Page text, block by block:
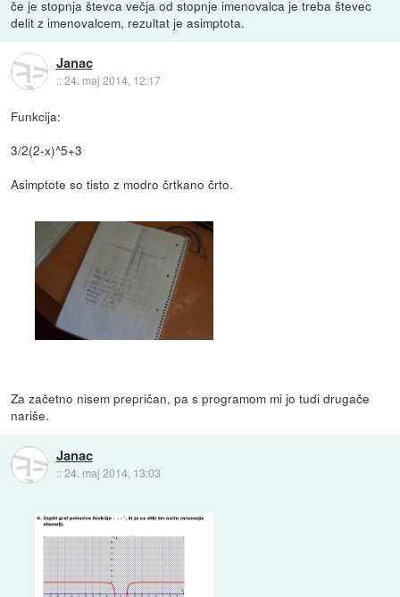
če je stopnja števca večja od stopnje imenovalca je treba števec
delit z imenovalcem, rezultat je asimptota.
Janac
::24. maj 2014, 12:17
Funkcija:
3/2(2-x)^5+3
Asimptote so tisto z modro črtkano črto.
Za začetno nisem prepričan, pa s programom mi jo tudi drugače
nariše.
Janac
::24. maj 2014, 13:03